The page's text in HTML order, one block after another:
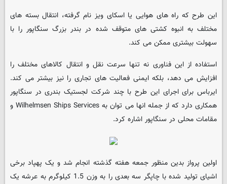
این طرح که راه های هوایی یا اسکای ویز نام گرفته، انتقال بسته های
مختلف به انبوه کشتی های متوقف شده در بندر بزرگ سنگاپور را با
سهولت بیشتری ممکن می کند.
استفاده از این فناوری نه تنها سرعت نقل و انتقال کالاهای مختلف را
افزایش می دهد، بلکه ایمنی فعالیت های تجاری را نیز بیشتر می کند.
ایرباس برای اجرای این طرح با چند شرکت لجستیک بندری در سنگاپور
همکاری دارد که از جمله انها می توان به Wilhelmsen Ships Services و
مقامات محلی در سنگاپور اشاره کرد.
اولین پرواز بدین منظور جمعه هفته گذشته انجام شد و یک پهپاد برخی
اشیای تولید شده با چاپگر سه بعدی را به وزن 1.5 کیلوگرم به عرشه یک